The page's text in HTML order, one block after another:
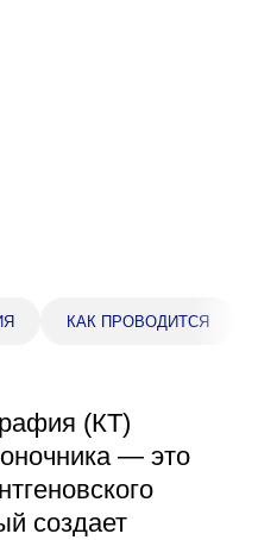
КАК ПРОВОДИТСЯ
(КТ)
— это
создает